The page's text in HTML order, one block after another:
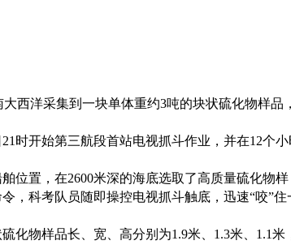
西洋采集到一块单体重约3吨的块状硫化物样品，
开始第三航段首站电视抓斗作业，并在12个小
置，在2600米深的海底选取了高质量硫化物样
，科考队员随即操控电视抓斗触底，迅速“咬”住
物样品长、宽、高分别为1.9米、1.3米、1.1米